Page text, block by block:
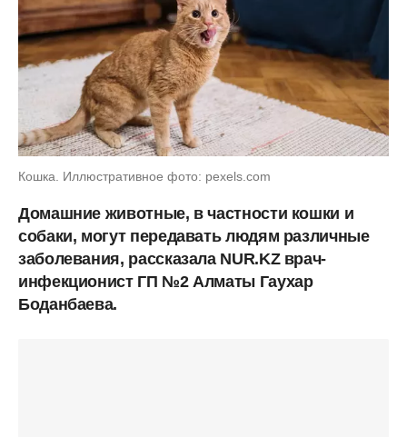
Кошка. Иллюстративное фото: pexels.com
Домашние животные, в частности кошки и
собаки, могут передавать людям различные
заболевания, рассказала NUR.KZ врач-
инфекционист ГП №2 Алматы Гаухар
Боданбаева.